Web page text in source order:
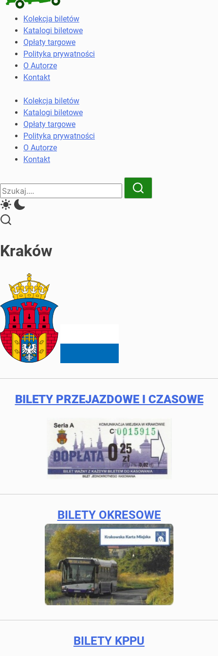
Kolekcja
biletów
komunikacji
miejskiej
kolejowych
Kolekcja biletów
Katalogi biletowe
Opłaty targowe
Polityka prywatności
O Autorze
Kontakt
Kolekcja biletów
Katalogi biletowe
Opłaty targowe
Polityka prywatności
O Autorze
Kontakt
Close
Search
Search
Kraków
BILETY PRZEJAZDOWE I CZASOWE
BILETY OKRESOWE
BILETY KPPU